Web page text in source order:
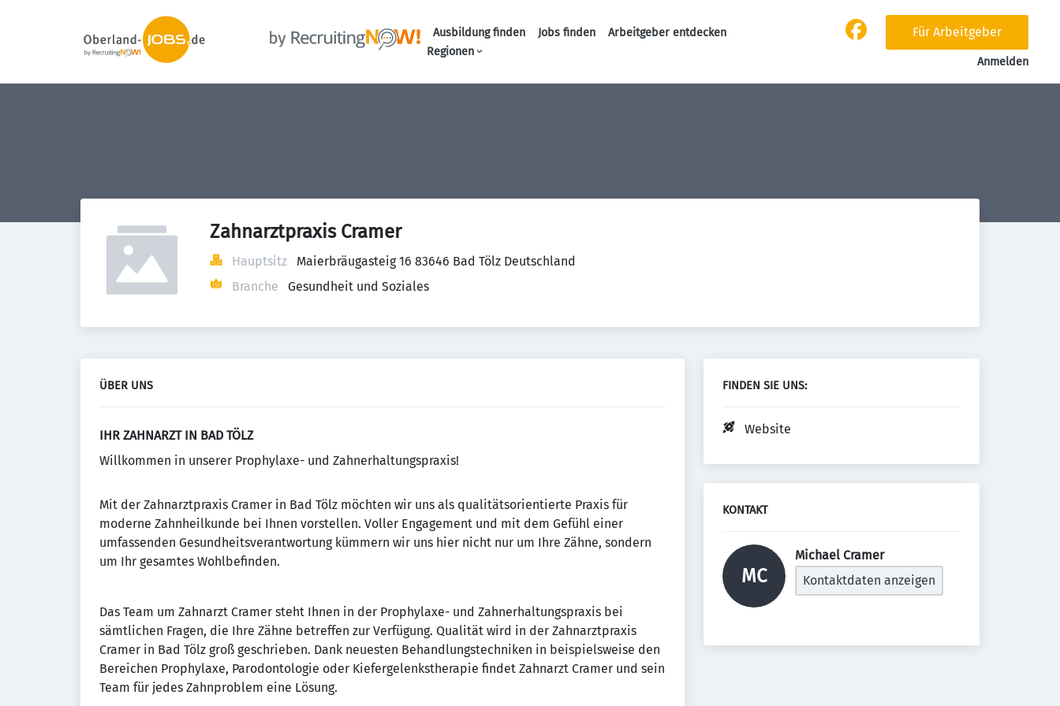
Ausbildung finden Jobs finden
Arbeitgeber entdecken
Regionen
Für Arbeitgeber
Anmelden
Zahnarztpraxis Cramer
Hauptsitz
Maierbräugasteig 16 83646 Bad Tölz Deutschland
Branche
Gesundheit und Soziales
ÜBER UNS
IHR ZAHNARZT IN BAD TÖLZ
Willkommen in unserer Prophylaxe- und Zahnerhaltungspraxis!
Mit der Zahnarztpraxis Cramer in Bad Tölz möchten wir uns als qualitätsorientierte Praxis für
moderne Zahnheilkunde bei Ihnen vorstellen. Voller Engagement und mit dem Gefühl einer
umfassenden Gesundheitsverantwortung kümmern wir uns hier nicht nur um Ihre Zähne, sondern
um Ihr gesamtes Wohlbefinden.
Das Team um Zahnarzt Cramer steht Ihnen in der Prophylaxe- und Zahnerhaltungspraxis bei
sämtlichen Fragen, die Ihre Zähne betreffen zur Verfügung. Qualität wird in der Zahnarztpraxis
Cramer in Bad Tölz groß geschrieben. Dank neuesten Behandlungstechniken in beispielsweise den
Bereichen Prophylaxe, Parodontologie oder Kiefergelenkstherapie findet Zahnarzt Cramer und sein
Team für jedes Zahnproblem eine Lösung.
FINDEN SIE UNS:
Website
KONTAKT
MC
Michael Cramer
Kontaktdaten anzeigen